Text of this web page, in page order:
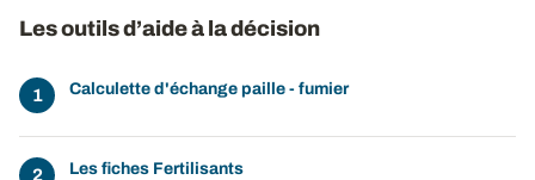
Les outils d’aide à la décision
Calculette d'échange paille - fumier
Les fiches Fertilisants